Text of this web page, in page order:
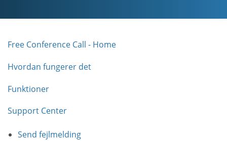
Free Conference Call - Home
Hvordan fungerer det
Funktioner
Support Center
Send fejlmelding